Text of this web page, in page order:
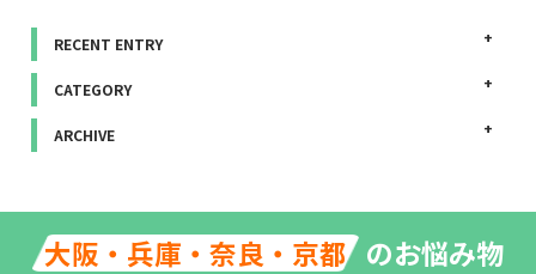
RECENT ENTRY
CATEGORY
ARCHIVE
大阪・兵庫・奈良・京都 のお悩み物